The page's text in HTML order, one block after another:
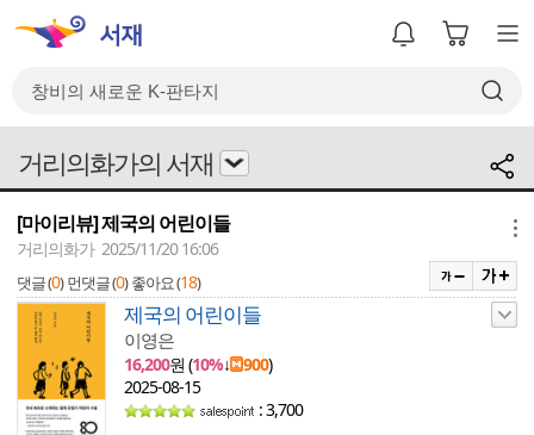
거리의화가의 서재
[마이리뷰] 제국의 어린이들
거리의화가 2025/11/20 16:06
댓글 (0) 먼댓글 (0) 좋아요 (18)
제국의 어린이들
이영은
16,200원 (10%↓ 900)
2025-08-15
: 3,700